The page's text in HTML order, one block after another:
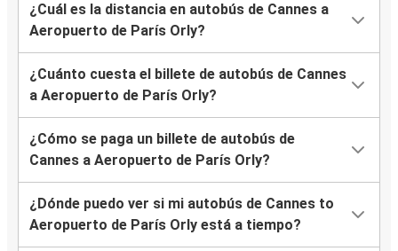
¿Cuál es la distancia en autobús de Cannes a
Aeropuerto de París Orly?
¿Cuánto cuesta el billete de autobús de Cannes
a Aeropuerto de París Orly?
¿Cómo se paga un billete de autobús de
Cannes a Aeropuerto de París Orly?
¿Dónde puedo ver si mi autobús de Cannes to
Aeropuerto de París Orly está a tiempo?